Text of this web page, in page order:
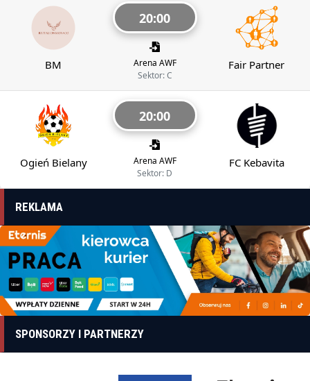
BM
20:00
Arena AWF
Sektor: C
Fair Partner
Ogień Bielany
20:00
Arena AWF
Sektor: D
FC Kebavita
REKLAMA
SPONSORZY I PARTNERZY